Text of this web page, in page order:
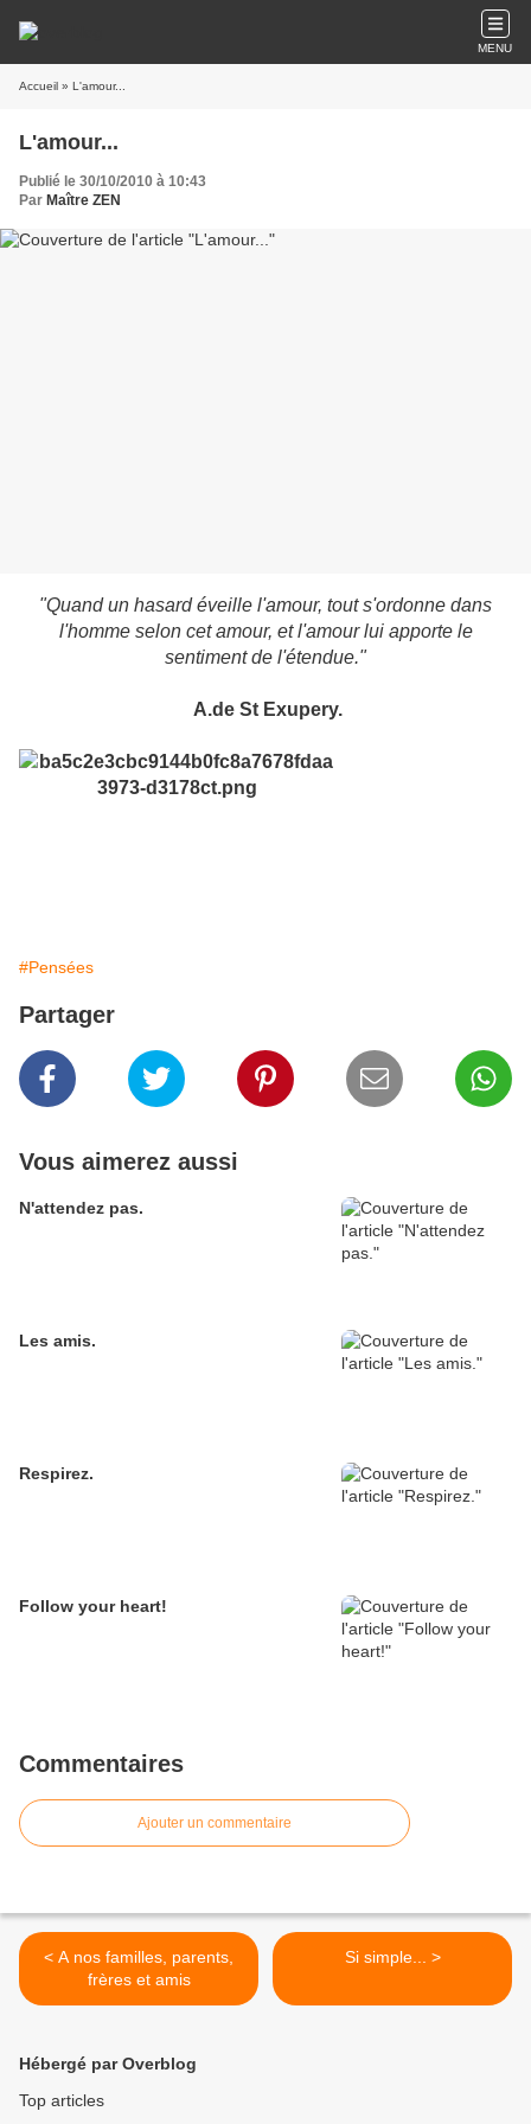
MENU
Accueil » L'amour...
L'amour...
Publié le 30/10/2010 à 10:43
Par Maître ZEN
"Quand un hasard éveille l'amour, tout s'ordonne dans
l'homme selon cet amour, et l'amour lui apporte le
sentiment de l'étendue."
A.de St Exupery.
#Pensées
Partager
Vous aimerez aussi
N'attendez pas.
Les amis.
Respirez.
Follow your heart!
Commentaires
Ajouter un commentaire
< A nos familles, parents,
frères et amis
Si simple... >
Hébergé par Overblog
Top articles